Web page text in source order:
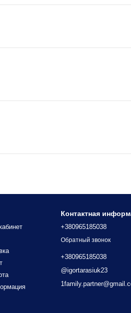
Контактная
+380965185038
Обратный звонок
+380965185038
@igortarasiuk23